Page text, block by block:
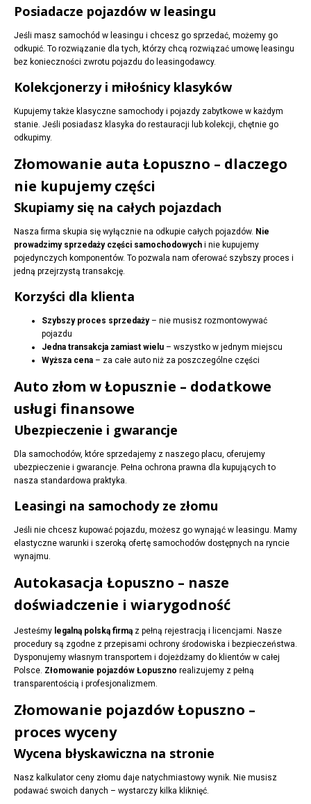
Posiadacze pojazdów w leasingu
Jeśli masz samochód w leasingu i chcesz go sprzedać, możemy go
odkupić. To rozwiązanie dla tych, którzy chcą rozwiązać umowę leasingu
bez konieczności zwrotu pojazdu do leasingodawcy.
Kolekcjonerzy i miłośnicy klasyków
Kupujemy także klasyczne samochody i pojazdy zabytkowe w każdym
stanie. Jeśli posiadasz klasyka do restauracji lub kolekcji, chętnie go
odkupimy.
Złomowanie auta Łopuszno – dlaczego
nie kupujemy części
Skupiamy się na całych pojazdach
Nasza firma skupia się wyłącznie na odkupie całych pojazdów. Nie
prowadzimy sprzedaży części samochodowych i nie kupujemy
pojedynczych komponentów. To pozwala nam oferować szybszy proces i
jedną przejrzystą transakcję.
Korzyści dla klienta
Szybszy proces sprzedaży– nie musisz rozmontowywać
pojazdu
Jedna transakcja zamiast wielu – wszystko w jednym miejscu
Wyższa cena – za całe auto niż za poszczególne części
Auto złom w Łopusznie – dodatkowe
usługi finansowe
Ubezpieczenie i gwarancje
Dla samochodów, które sprzedajemy z naszego placu, oferujemy
ubezpieczenie i gwarancje. Pełna ochrona prawna dla kupujących to
nasza standardowa praktyka.
Leasingi na samochody ze złomu
Jeśli nie chcesz kupować pojazdu, możesz go wynająć w leasingu. Mamy
elastyczne warunki i szeroką ofertę samochodów dostępnych na ryncie
wynajmu.
Autokasacja Łopuszno – nasze
doświadczenie i wiarygodność
Jesteśmy legalną polską firmą z pełną rejestracją i licencjami. Nasze
procedury są zgodne z przepisami ochrony środowiska i bezpieczeństwa.
Dysponujemy własnym transportem i dojeżdżamy do klientów w całej
Polsce. Złomowanie pojazdów Łopuszno realizujemy z pełną
transparentością i profesjonalizmem.
Złomowanie pojazdów Łopuszno –
proces wyceny
Wycena błyskawiczna na stronie
Nasz kalkulator ceny złomu daje natychmiastowy wynik. Nie musisz
podawać swoich danych – wystarczy kilka kliknięć.